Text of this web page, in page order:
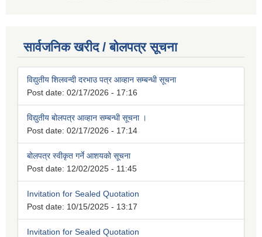
सार्वजनिक खरीद / बोलपत्र सूचना
विद्युतीय शिलवन्दी दरभाउ पत्र आव्हान सम्बन्धी सूचना
Post date: 02/17/2026 - 17:16
विद्युतीय बोलपत्र आव्हान सम्बन्धी सूचना ।
Post date: 02/17/2026 - 17:14
बोलपत्र स्वीकृत गर्ने आशयको सूचना
Post date: 12/02/2025 - 11:45
Invitation for Sealed Quotation
Post date: 10/15/2025 - 13:17
Invitation for Sealed Quotation